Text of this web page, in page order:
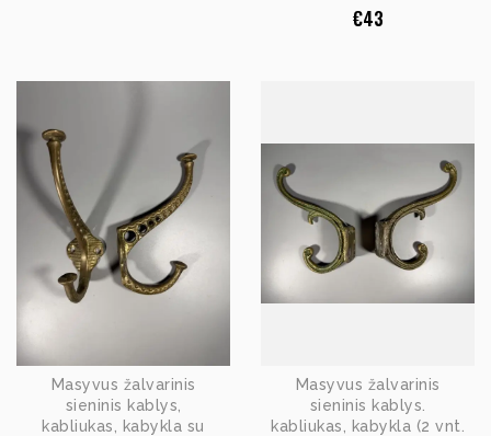
€43
Masyvus žalvarinis
sieninis kablys,
kabliukas, kabykla su
Masyvus žalvarinis
sieninis kablys.
kabliukas, kabykla (2 vnt.